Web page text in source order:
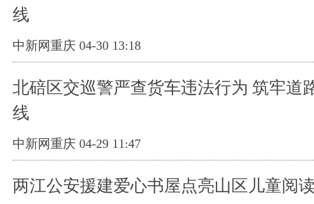
线
中新网重庆 04-30 13:18
北碚区交巡警严查货车违法行为 筑牢道
线
中新网重庆 04-29 11:47
两江公安援建爱心书屋点亮山区儿童阅